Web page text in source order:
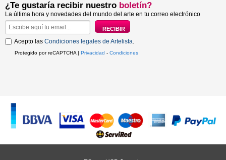
¿Te gustaría recibir nuestro boletín?
La última hora y novedades del mundo del arte en tu correo electrónico
Acepto las Condiciones legales de Artelista.
Protegido por reCAPTCHA | Privacidad - Condiciones